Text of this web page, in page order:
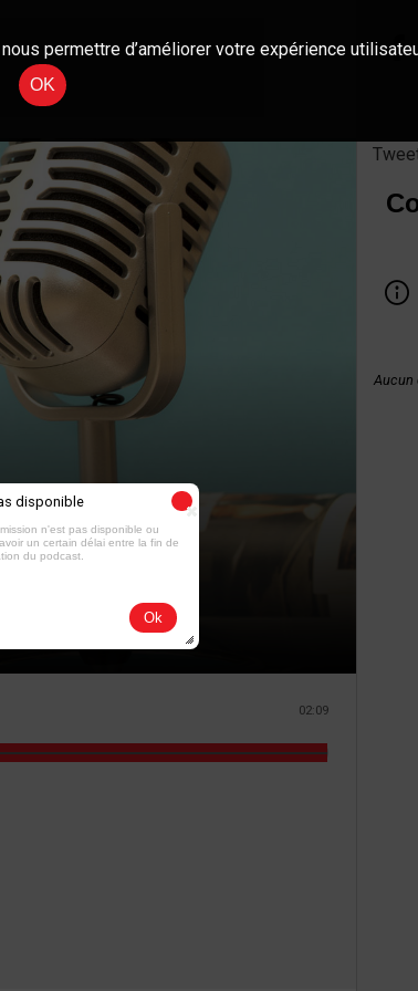
02:09
Aucun
permettre d’améliorer votre expérience
OK
disponible
n'est pas disponible ou
un certain délai entre la fin de
du podcast.
Ok